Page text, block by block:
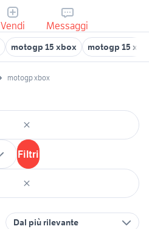
Vendi Messaggi
motogp 15 xbox motogp 15
motogp xbox
Filtri
Dal più rilevante